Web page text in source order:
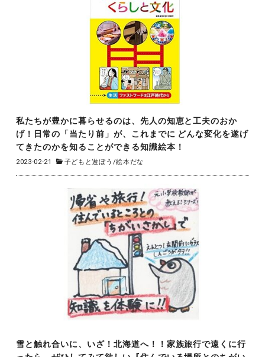
私たちが豊かに暮らせるのは、先人の知恵と工夫のおか
げ！日常の「当たり前」が、これまでに どんな変化を遂げ
てきたのかを知ることができる知識絵本！
2023-02-21 子どもと遊ぼう /絵本だな
雪と触れ合いに、いざ！北海道へ！！家族旅行で遠くに行